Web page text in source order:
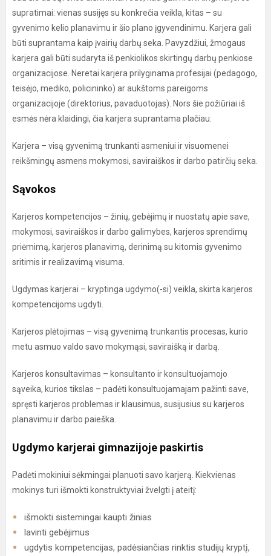
supratimai: vienas susijęs su konkrečia veikla, kitas – su
gyvenimo kelio planavimu ir šio plano įgyvendinimu. Karjera gali
būti suprantama kaip įvairių darbų seka. Pavyzdžiui, žmogaus
karjera gali būti sudaryta iš penkiolikos skirtingų darbų penkiose
organizacijose. Neretai karjera prilyginama profesijai (pedagogo,
teisėjo, mediko, policininko) ar aukštoms pareigoms
organizacijoje (direktorius, pavaduotojas). Nors šie požiūriai iš
esmės nėra klaidingi, čia karjera suprantama plačiau:
Karjera – visą gyvenimą trunkanti asmeniui ir visuomenei
reikšmingų asmens mokymosi, saviraiškos ir darbo patirčių seka.
Sąvokos
Karjeros kompetencijos – žinių, gebėjimų ir nuostatų apie save,
mokymosi, saviraiškos ir darbo galimybes, karjeros sprendimų
priėmimą, karjeros planavimą, derinimą su kitomis gyvenimo
sritimis ir realizavimą visuma.
Ugdymas karjerai – kryptinga ugdymo(-si) veikla, skirta karjeros
kompetencijoms ugdyti.
Karjeros plėtojimas – visą gyvenimą trunkantis procesas, kurio
metu asmuo valdo savo mokymąsi, saviraišką ir darbą.
Karjeros konsultavimas – konsultanto ir konsultuojamojo
sąveika, kurios tikslas – padėti konsultuojamajam pažinti save,
spręsti karjeros problemas ir klausimus, susijusius su karjeros
planavimu ir darbo paieška.
Ugdymo karjerai gimnazijoje paskirtis
Padėti mokiniui sėkmingai planuoti savo karjerą. Kiekvienas
mokinys turi išmokti konstruktyviai žvelgti į ateitį:
išmokti sistemingai kaupti žinias
lavinti gebėjimus
ugdytis kompetencijas, padėsiančias rinktis studijų kryptį,